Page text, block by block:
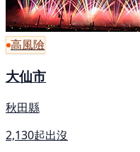
高風險
大仙市
秋田縣
2,130起出沒